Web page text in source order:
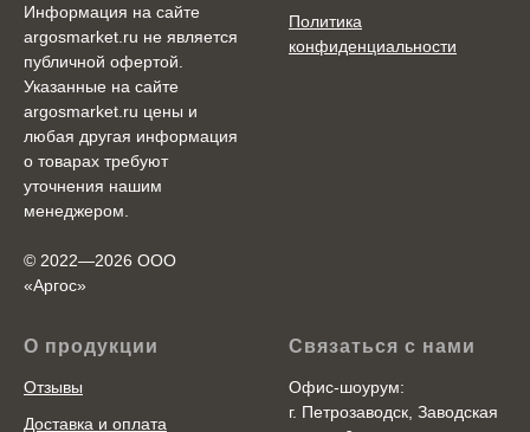
Информация на сайте
argosmarket.ru не является
публичной офертой.
Указанные на сайте
argosmarket.ru цены и
любая другая информация
о товарах требуют
уточнения нашим
менеджером.
© 2022—2026 ООО
«Аргоc»
Политика
конфиденциальности
О продукции
Отзывы
Доставка и оплата
Связаться с нами
Офис-шоурум:
г. Петрозаводск, Заводская